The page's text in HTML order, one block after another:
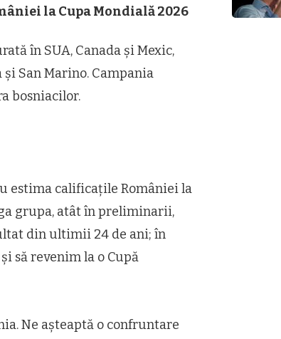
la Cupa Mondială 2026
în SUA, Canada și Mexic,
San Marino. Campania
bosniacilor.
estima calificațile României la
grupa, atât în preliminarii,
din ultimii 24 de ani; în
să revenim la o Cupă
Ne așteaptă o confruntare